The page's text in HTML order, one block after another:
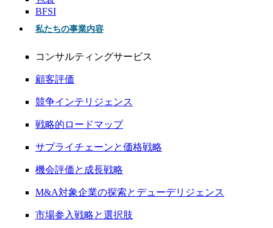
BFSI
私たちの事業内容
コンサルティングサービス
顧客評価
競争インテリジェンス
戦略的ロードマップ
サプライチェーンと価格戦略
機会評価と成長戦略
M&A対象企業の探索とデューデリジェンス
市場参入戦略と選択肢